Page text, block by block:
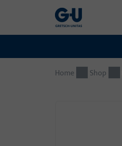
Home Shop